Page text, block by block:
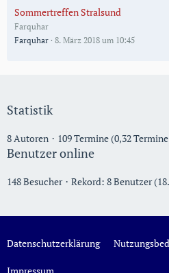
Sommertreffen Stralsund
Farquhar
Farquhar 8. März 2018 um 10:45
Statistik
8 Autoren 109 Termine (0,32
Benutzer online
148 Besucher Rekord: 8 Benutzer (
Datenschutzerklärung